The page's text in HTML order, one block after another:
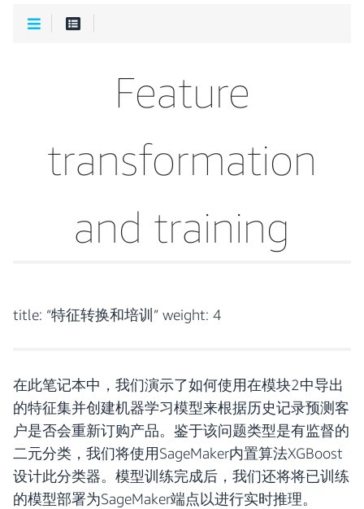
Feature
transformation
and training
title: “特征转换和培训” weight: 4
在此笔记本中，我们演示了如何使用在模块2中导出
的特征集并创建机器学习模型来根据历史记录预测客
户是否会重新订购产品。鉴于该问题类型是有监督的
二元分类，我们将使用SageMaker内置算法XGBoost
设计此分类器。模型训练完成后，我们还将将已训练
的模型部署为SageMaker端点以进行实时推理。